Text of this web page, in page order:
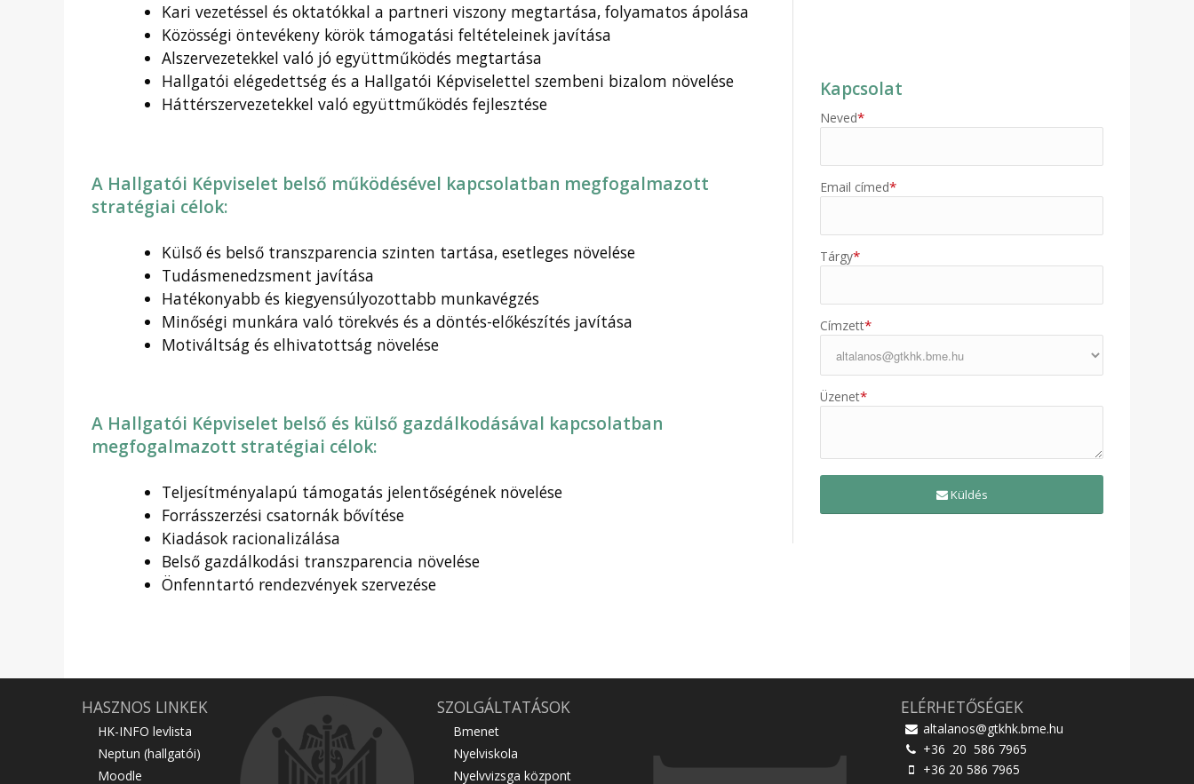
Kari vezetéssel és oktatókkal a partneri viszony megtartása, folyamatos ápolása
Közösségi öntevékeny körök támogatási feltételeinek javítása
Alszervezetekkel való jó együttműködés megtartása
Hallgatói elégedettség és a Hallgatói Képviselettel szembeni bizalom növelése
Háttérszervezetekkel való együttműködés fejlesztése
A Hallgatói Képviselet belső működésével kapcsolatban megfogalmazott
stratégiai célok:
Külső és belső transzparencia szinten tartása, esetleges növelése
Tudásmenedzsment javítása
Hatékonyabb és kiegyensúlyozottabb munkavégzés
Minőségi munkára való törekvés és a döntés-előkészítés javítása
Motiváltság és elhivatottság növelése
A Hallgatói Képviselet belső és külső gazdálkodásával kapcsolatban
megfogalmazott stratégiai célok:
Teljesítményalapú támogatás jelentőségének növelése
Forrásszerzési csatornák bővítése
Kiadások racionalizálása
Belső gazdálkodási transzparencia növelése
Önfenntartó rendezvények szervezése
Kapcsolat
Neved*
Email címed*
Tárgy*
Címzett*
Üzenet*
Küldés
HASZNOS LINKEK
HK-INFO levlista
Neptun (hallgatói)
Moodle
SZOLGÁLTATÁSOK
Bmenet
Nyelviskola
Nyelvvizsga központ
ELÉRHETŐSÉGEK
altalanos@gtkhk.bme.hu
+36 20 586 7965
+36 20 586 7965